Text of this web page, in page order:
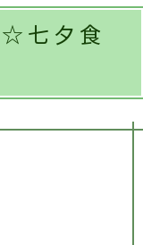
七夕食